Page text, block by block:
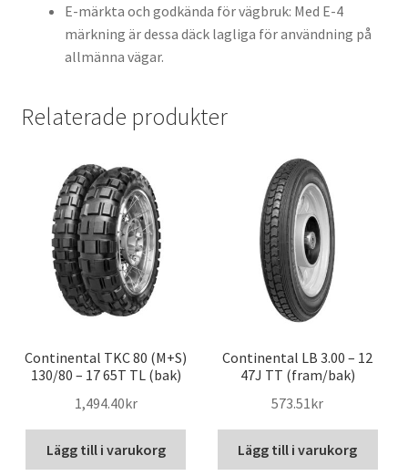
E-märkta och godkända för vägbruk: Med E-4
märkning är dessa däck lagliga för användning på
allmänna vägar.
Relaterade produkter
Continental TKC 80 (M+S)
130/80 – 17 65T TL (bak)
1,494.40kr
Lägg till i varukorg
Continental LB 3.00 – 12
47J TT (fram/bak)
573.51kr
Lägg till i varukorg